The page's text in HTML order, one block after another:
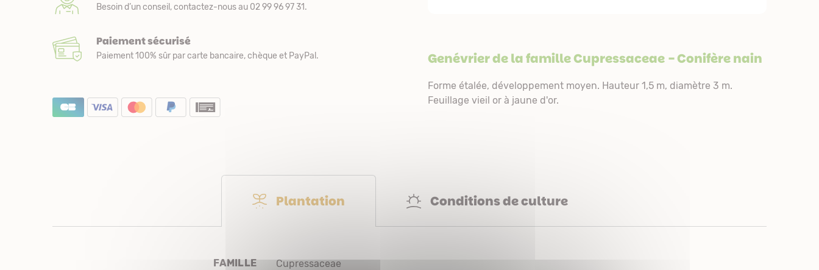
Genévrier de la familleCupressaceae - Conifère nain
Forme étalée, développement moyen. Hauteur 1,5 m, diamètre 3 m.
Feuillage vieil or à jaune d'or.
Besoin d’un conseil, contactez-nous au 02 99 96 97 31.
Paiement sécurisé
Paiement 100% sûr par carte bancaire, chèque et PayPal.
Plantation Conditions de culture
FAMILLE Cupressaceae